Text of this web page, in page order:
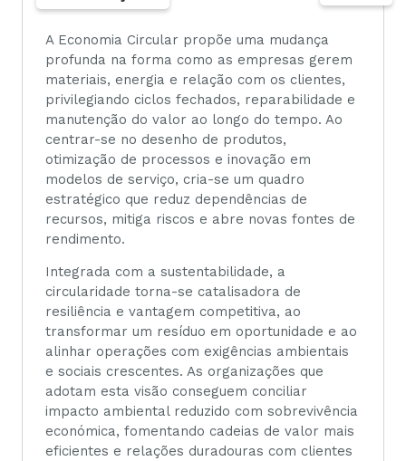
A Economia Circular propõe uma mudança
profunda na forma como as empresas gerem
materiais, energia e relação com os clientes,
privilegiando ciclos fechados, reparabilidade e
manutenção do valor ao longo do tempo. Ao
centrar-se no desenho de produtos,
otimização de processos e inovação em
modelos de serviço, cria-se um quadro
estratégico que reduz dependências de
recursos, mitiga riscos e abre novas fontes de
rendimento.
Integrada com a sustentabilidade, a
circularidade torna-se catalisadora de
resiliência e vantagem competitiva, ao
transformar um resíduo em oportunidade e ao
alinhar operações com exigências ambientais
e sociais crescentes. As organizações que
adotam esta visão conseguem conciliar
impacto ambiental reduzido com sobrevivência
económica, fomentando cadeias de valor mais
eficientes e relações duradouras com clientes